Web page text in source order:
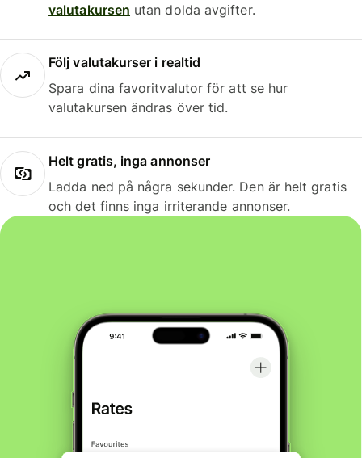
valutakursen utan dolda avgifter.
Följ valutakurser i realtid
Spara dina favoritvalutor för att se hur
valutakursen ändras över tid.
Helt gratis, inga annonser
Ladda ned på några sekunder. Den är helt gratis
och det finns inga irriterande annonser.